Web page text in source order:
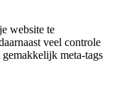
website te
veel controle
meta-tags